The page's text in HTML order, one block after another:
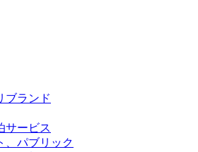
ブランド
サービス
、パブリック